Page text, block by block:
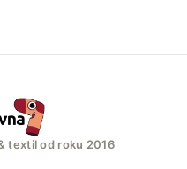
textil od roku 2016